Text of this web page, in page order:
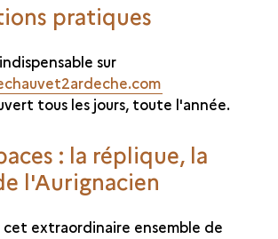
SCIENTIFIQUE ET ARTISTIQUE
pratiques
sur
tous les jours, toute l'année.
: la réplique, la
l'Aurignacien
cet extraordinaire ensemble de